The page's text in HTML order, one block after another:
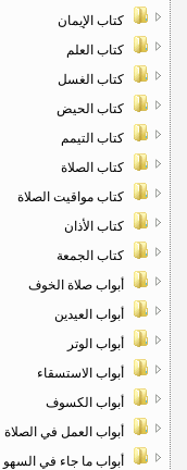
كتاب الإيمان
كتاب العلم
كتاب الغسل
كتاب الحيض
كتاب التيمم
كتاب الصلاة
كتاب مواقيت الصلاة
كتاب الأذان
كتاب الجمعة
أبواب صلاة الخوف
أبواب العيدين
أبواب الوتر
أبواب الاستسقاء
أبواب الكسوف
أبواب العمل في الصلاة
أبواب ما جاء في السهو